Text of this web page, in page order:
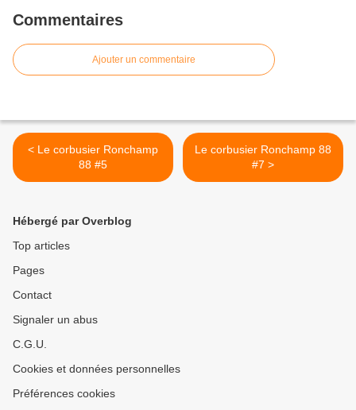
Commentaires
Ajouter un commentaire
< Le corbusier Ronchamp
88 #5
Le corbusier Ronchamp 88
#7 >
Hébergé par Overblog
Top articles
Pages
Contact
Signaler un abus
C.G.U.
Cookies et données personnelles
Préférences cookies